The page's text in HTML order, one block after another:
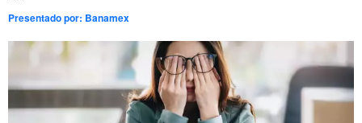
Presentado por: Banamex